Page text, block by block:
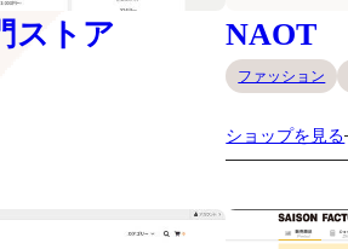
ストア NAOT
ファッション
ショップを見る